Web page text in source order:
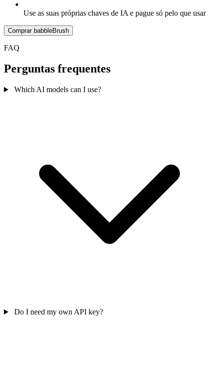
Use as suas próprias chaves de IA e pague só pelo que usar
Comprar babbleBrush
FAQ
Perguntas frequentes
Which AI models can I use?
Do I need my own API key?